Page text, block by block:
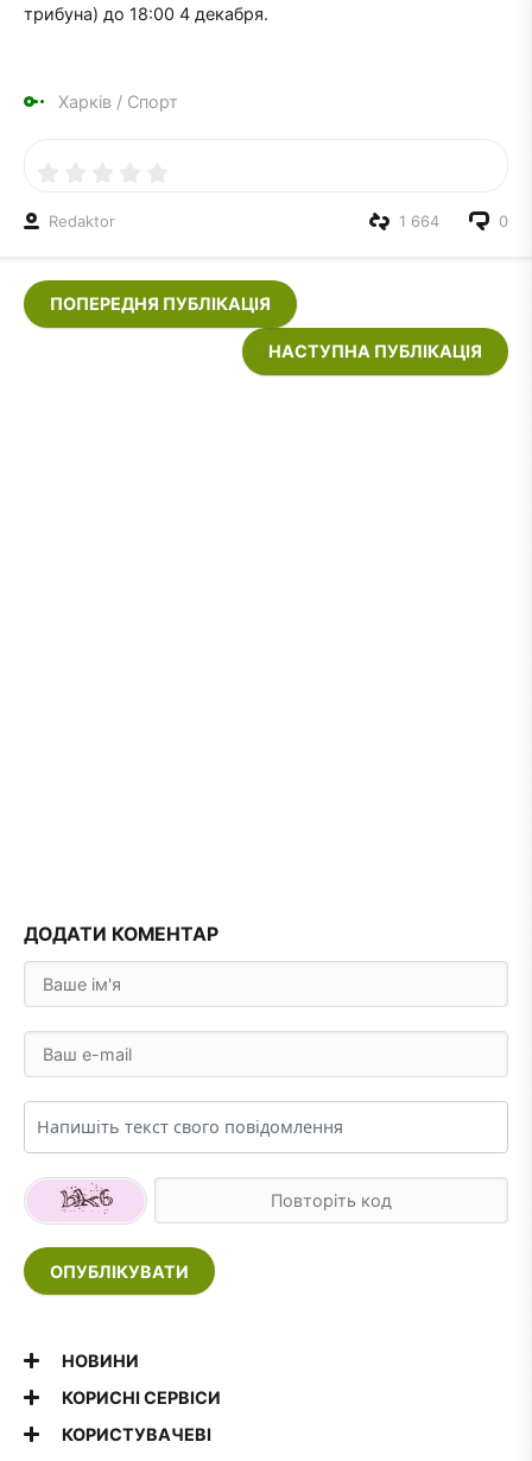
трибуна) до 18:00 4 декабря.
Харків / Спорт
Redaktor 0
1 664
ПОПЕРЕДНЯ ПУБЛІКАЦІЯ
НАСТУПНА ПУБЛІКАЦІЯ
ДОДАТИ КОМЕНТАР
ОПУБЛІКУВАТИ
НОВИНИ
КОРИСНІ СЕРВІСИ
КОРИСТУВАЧЕВІ